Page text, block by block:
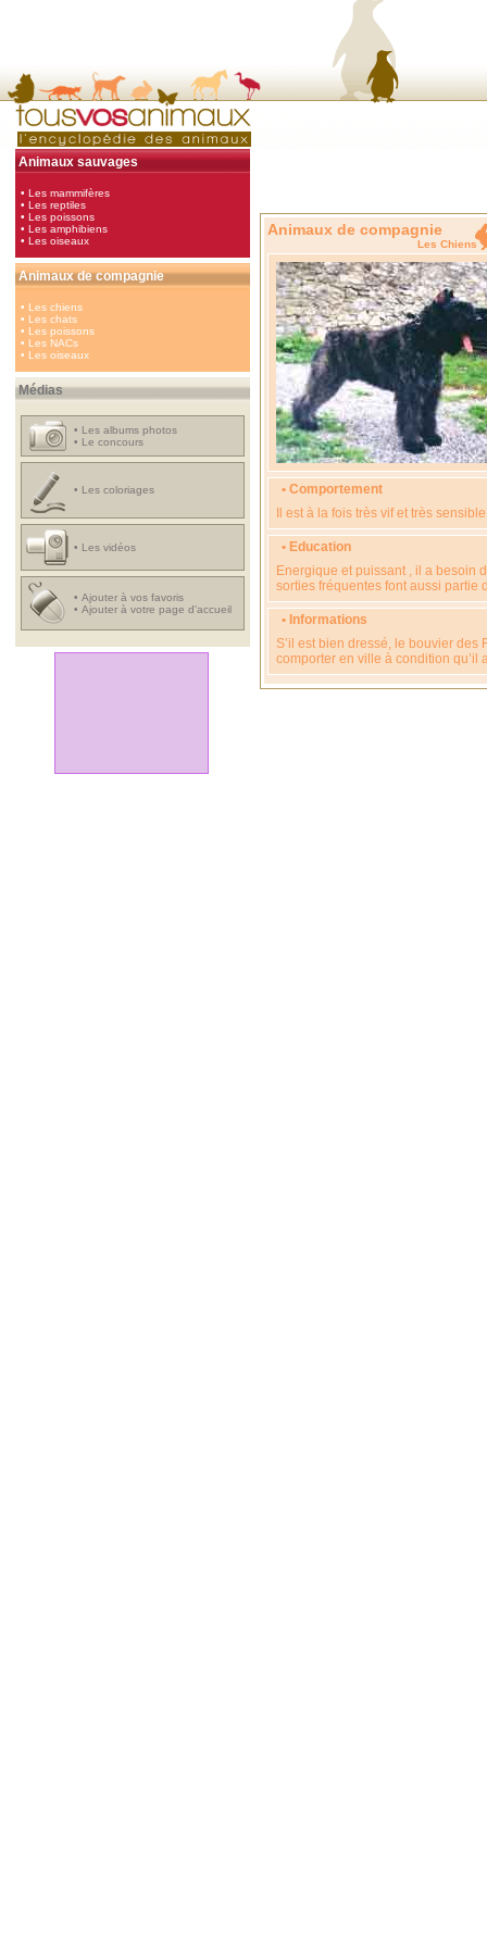
Animaux sauvages
• Les mammifères
• Les reptiles
• Les poissons
• Les amphibiens
• Les oiseaux
Animaux de compagnie
• Les chiens
• Les chats
• Les poissons
• Les NACs
• Les oiseaux
Médias
• Les albums photos
• Le concours
• Les coloriages
• Les vidéos
• Ajouter à vos favoris
• Ajouter à votre page d'accueil
Animaux de compagnie
Les
• Comportement
Il est à la fois très vif et très
• Education
Energique et puissant , il a besoin
sorties fréquentes font aussi partie
• Informations
S’il est bien dressé, le bouvier
comporter en ville à condition qu’il